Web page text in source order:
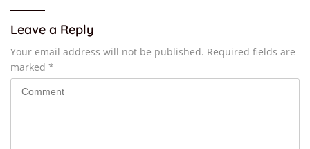
Leave a Reply
Your email address will not be published. Required fields are
marked *